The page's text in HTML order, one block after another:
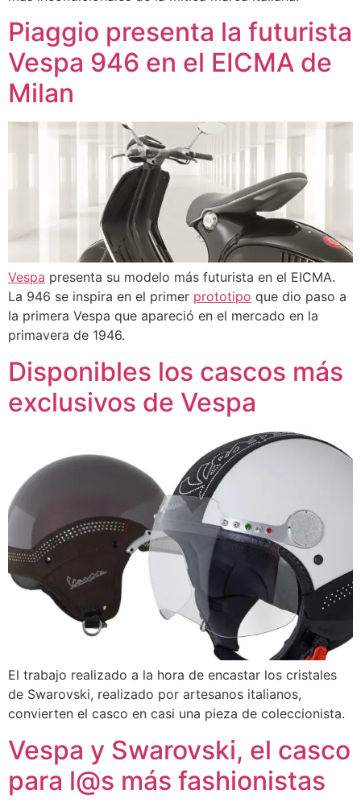
Piaggio presenta la futurista
Vespa 946 en el EICMA de
Milan
Vespa presenta su modelo más futurista en el EICMA.
La 946 se inspira en el primer prototipo que dio paso a
la primera Vespa que apareció en el mercado en la
primavera de 1946.
Disponibles los cascos más
exclusivos de Vespa
El trabajo realizado a la hora de encastar los cristales
de Swarovski, realizado por artesanos italianos,
convierten el casco en casi una pieza de coleccionista.
Vespa y Swarovski, el casco
para l@s más fashionistas